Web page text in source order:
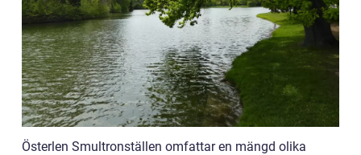
Österlen Smultronställen omfattar en mängd olika